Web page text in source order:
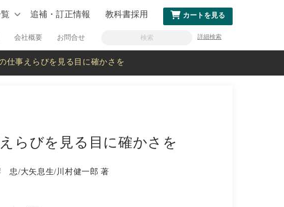
追補・訂正情報 教科書採用 カートを見る
会社概要 お問合せ 詳細検索
仕事えらびを見る目に確かさを
らびを見る目に確かさを
/大矢息生/川村健一郎 著